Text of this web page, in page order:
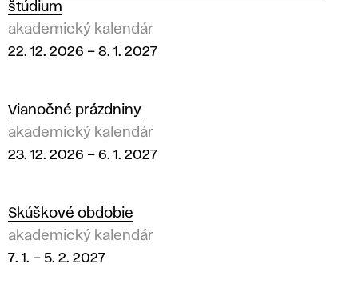
štúdium
akademický kalendár
22. 12. 2026 – 8. 1. 2027
Vianočné prázdniny
akademický kalendár
23. 12. 2026 – 6. 1. 2027
Skúškové obdobie
akademický kalendár
7. 1. – 5. 2. 2027